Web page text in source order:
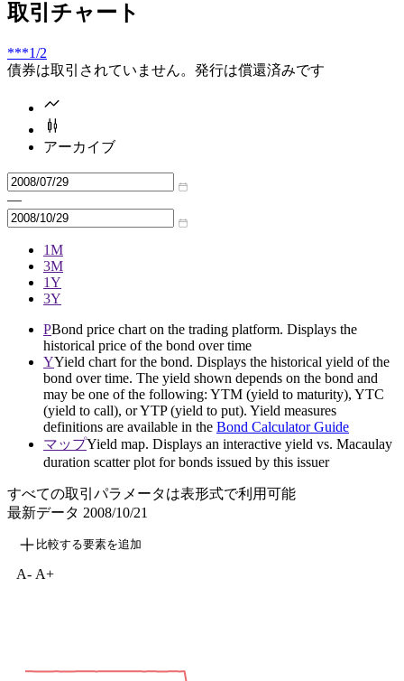
取引チャート
***1/2
債券は取引されていません。発行は償還済みです
アーカイブ
—
1M
3M
1Y
3Y
PBond price chart on the trading platform. Displays the
historical price of the bond over time
YYield chart for the bond. Displays the historical yield of the
bond over time. The yield shown depends on the bond and
may be one of the following: YTM (yield to maturity), YTC
(yield to call), or YTP (yield to put). Yield measures
definitions are available in the Bond Calculator Guide
マップYield map. Displays an interactive yield vs. Macaulay
duration scatter plot for bonds issued by this issuer
すべての取引パラメータは表形式で利用可能
最新データ 2008/10/21
比較する要素を追加